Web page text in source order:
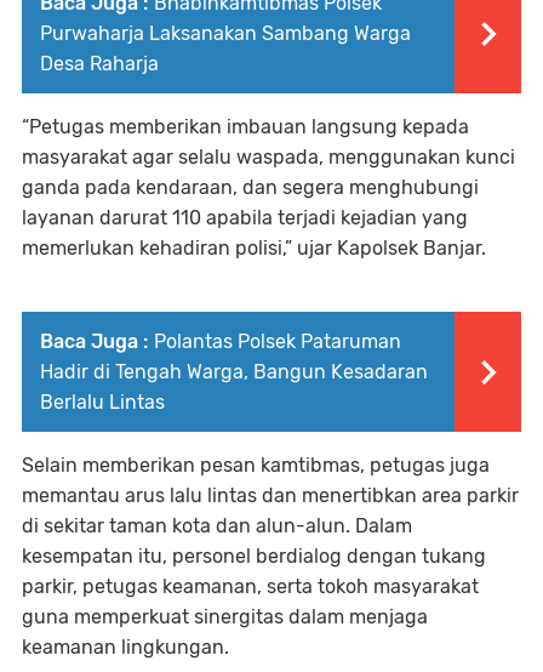
Purwaharja Laksanakan Sambang Warga
Desa Raharja
“Petugas memberikan imbauan langsung kepada
masyarakat agar selalu waspada, menggunakan kunci
ganda pada kendaraan, dan segera menghubungi
layanan darurat 110 apabila terjadi kejadian yang
memerlukan kehadiran polisi,” ujar Kapolsek Banjar.
Baca Juga : Polantas Polsek Pataruman
Hadir di Tengah Warga, Bangun Kesadaran
Berlalu Lintas
Selain memberikan pesan kamtibmas, petugas juga
memantau arus lalu lintas dan menertibkan area parkir
di sekitar taman kota dan alun-alun. Dalam
kesempatan itu, personel berdialog dengan tukang
parkir, petugas keamanan, serta tokoh masyarakat
guna memperkuat sinergitas dalam menjaga
keamanan lingkungan.